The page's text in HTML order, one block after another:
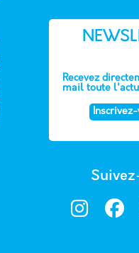
Recevez
mail toute